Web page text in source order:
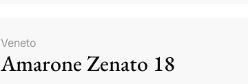
Veneto
Amarone Zenato 18